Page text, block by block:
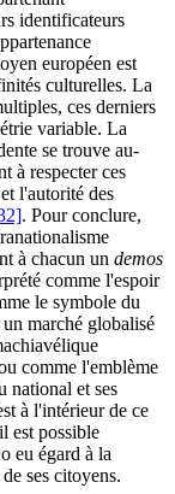
identificateurs
européen est
culturelles. La
ces derniers
variable. La
se trouve au-
à respecter ces
l'autorité des
. Pour conclure,
à chacun un demos
comme l'espoir
le symbole du
marché globalisé
comme l'emblème
national et ses
à l'intérieur de ce
est possible
eu égard à la
ses citoyens.